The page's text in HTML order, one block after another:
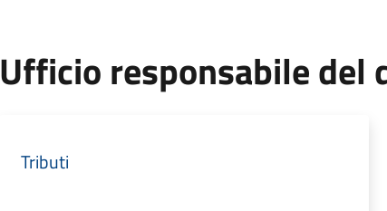
Ufficio responsabile del
Tributi